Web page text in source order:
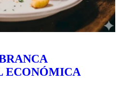
ECONÓMICA